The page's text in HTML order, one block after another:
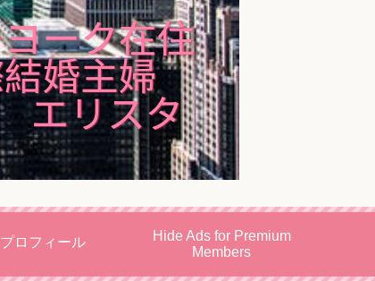
プロフィール
Hide Ads for Premium
Members